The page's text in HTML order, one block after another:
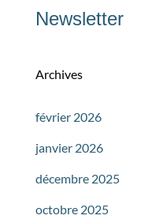
Newsletter
Archives
février 2026
janvier 2026
décembre 2025
octobre 2025